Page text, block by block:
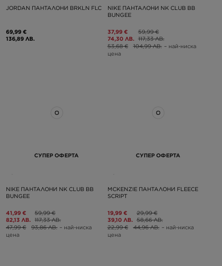
JORDAN ПАНТАЛОНИ BRKLN FLC
69,99 €
136,89 ЛВ.
NIKE ПАНТАЛОНИ NK CLUB BB
BUNGEE
37,99 €
74,30 ЛВ.
59,99 €
117,33 ЛВ.
53,68 €
104,99 ЛВ. – най-ниска
цена
СУПЕР ОФЕРТА
NIKE ПАНТАЛОНИ NK CLUB BB
BUNGEE
41,99 €
82,13 ЛВ.
59,99 €
117,33 ЛВ.
47,99 €
93,86 ЛВ. – най-ниска
цена
СУПЕР ОФЕРТА
MCKENZIE ПАНТАЛОНИ FLEECE
SCRIPT
19,99 €
39,10 ЛВ.
29,99 €
58,66 ЛВ.
22,99 €
44,96 ЛВ. – най-ниска
цена